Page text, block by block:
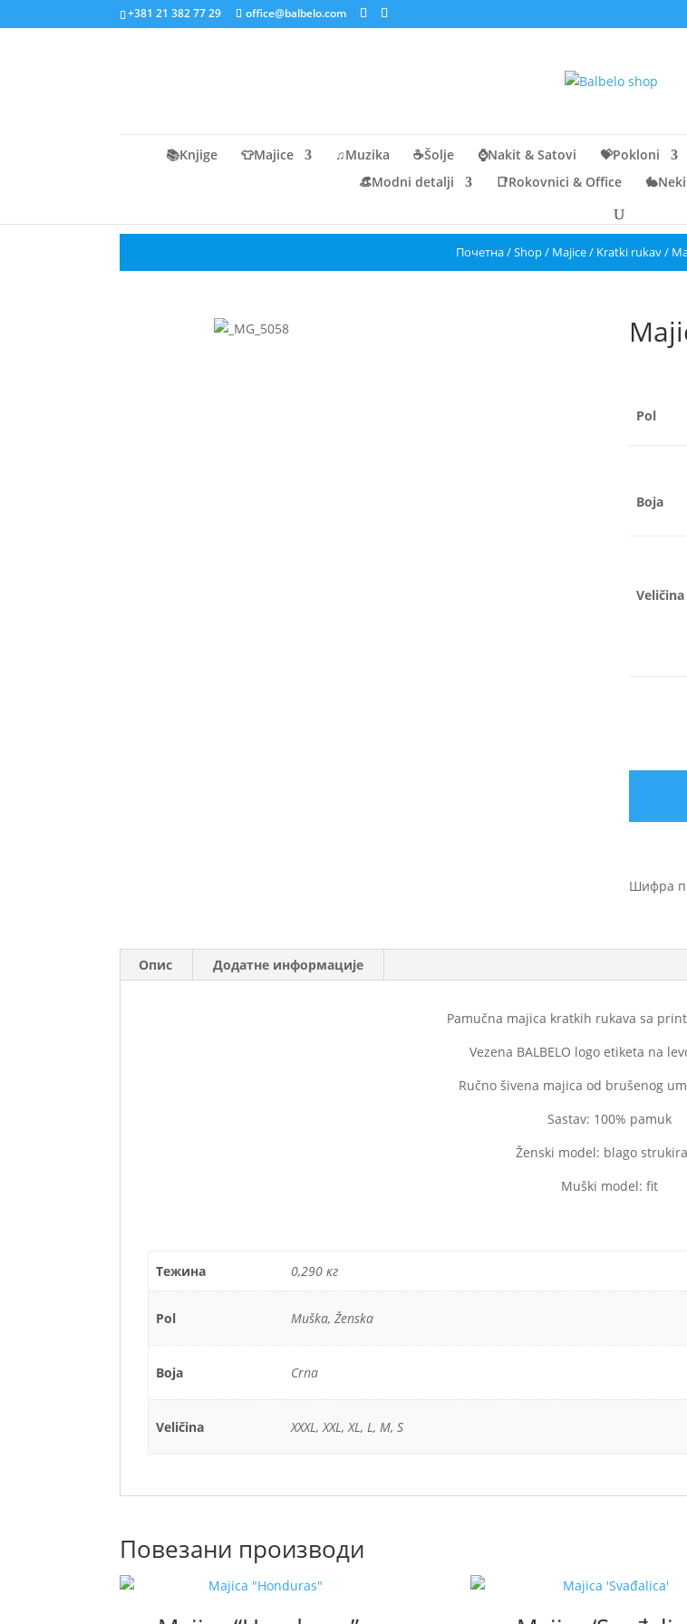
+381 21 382 77 29 office@balbelo.com
📚Knjige 👕Majice ♫Muzika ☕Šolje ⌚Nakit & Satovi 💝Pokloni
👒Modni detalji
📑Rokovnici & Office
Почетна/Shop/ Majice/ Kratki rukav/
Pol
Boja
Veličina
Шифра
Опис Додатне информације
Pamučna majica kratkih rukava sa
Vezena BALBELO logo etiketa na
Ručno šivena majica od brušenog
Sastav: 100% pamuk
Ženski model: blago
Muški model: fit
Тежина 0,290 кг
Pol Muška, Ženska
Boja Crna
Veličina XXXL, XXL, XL, L, M, S
Повезани производи